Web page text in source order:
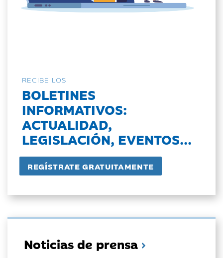
RECIBE LOS
BOLETINES
INFORMATIVOS:
ACTUALIDAD,
LEGISLACIÓN, EVENTOS...
Noticias de prensa